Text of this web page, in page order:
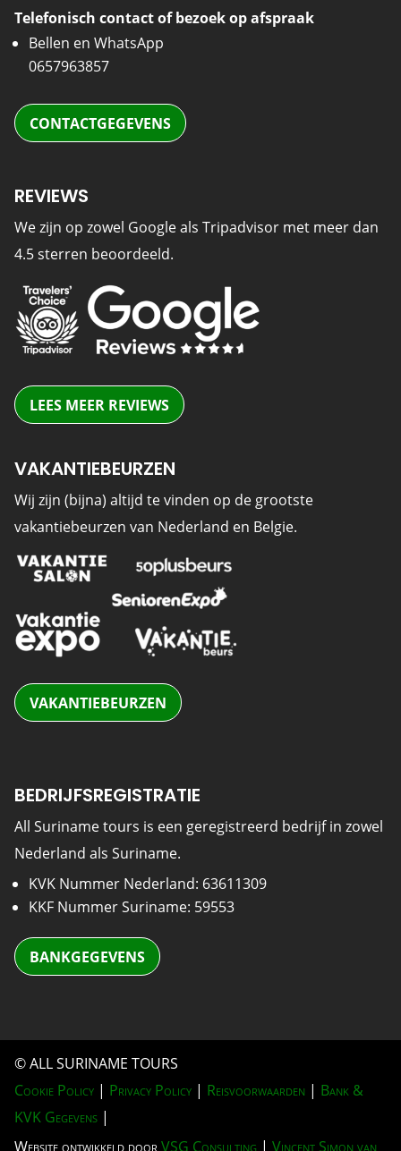
Telefonisch contact of bezoek op afspraak
Bellen en WhatsApp
0657963857
CONTACTGEGEVENS
REVIEWS
We zijn op zowel Google als Tripadvisor met meer dan
4.5 sterren beoordeeld.
LEES MEER REVIEWS
VAKANTIEBEURZEN
Wij zijn (bijna) altijd te vinden op de grootste
vakantiebeurzen van Nederland en Belgie.
VAKANTIEBEURZEN
BEDRIJFSREGISTRATIE
All Suriname tours is een geregistreerd bedrijf in zowel
Nederland als Suriname.
KVK Nummer Nederland: 63611309
KKF Nummer Suriname: 59553
BANKGEGEVENS
© ALL SURINAME TOURS
Cookie Policy| Privacy Policy| Reisvoorwaarden| Bank &
KVK Gegevens|
Website ontwikkeld door VSG Consulting| Vincent Simon van